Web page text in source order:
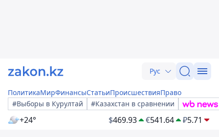
Рус
ПолитикаМирФинансыСтатьиПроисшествияПраво
#Выборы в Курултай
#Казахстан в сравнении
+24° $469.93 €541.64 ₽5.71